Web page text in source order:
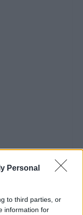
Personal
to third parties, or
information for